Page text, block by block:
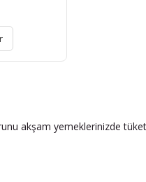
akşam yemeklerinizde